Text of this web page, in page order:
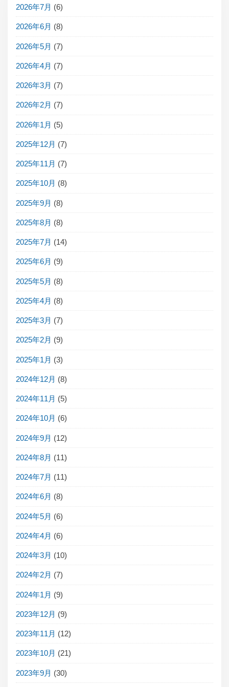
2026年7月 (6)
2026年6月 (8)
2026年5月 (7)
2026年4月 (7)
2026年3月 (7)
2026年2月 (7)
2026年1月 (5)
2025年12月 (7)
2025年11月 (7)
2025年10月 (8)
2025年9月 (8)
2025年8月 (8)
2025年7月 (14)
2025年6月 (9)
2025年5月 (8)
2025年4月 (8)
2025年3月 (7)
2025年2月 (9)
2025年1月 (3)
2024年12月 (8)
2024年11月 (5)
2024年10月 (6)
2024年9月 (12)
2024年8月 (11)
2024年7月 (11)
2024年6月 (8)
2024年5月 (6)
2024年4月 (6)
2024年3月 (10)
2024年2月 (7)
2024年1月 (9)
2023年12月 (9)
2023年11月 (12)
2023年10月 (21)
2023年9月 (30)